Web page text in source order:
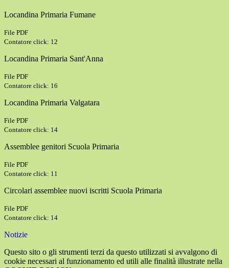
Locandina Primaria Fumane
File PDF
Contatore click: 12
Locandina Primaria Sant'Anna
File PDF
Contatore click: 16
Locandina Primaria Valgatara
File PDF
Contatore click: 14
Assemblee genitori Scuola Primaria
File PDF
Contatore click: 11
Circolari assemblee nuovi iscritti Scuola Primaria
File PDF
Contatore click: 14
Notizie
Questo sito o gli strumenti terzi da questo utilizzati si avvalgono di
cookie necessari al funzionamento ed utili alle finalità illustrate nella